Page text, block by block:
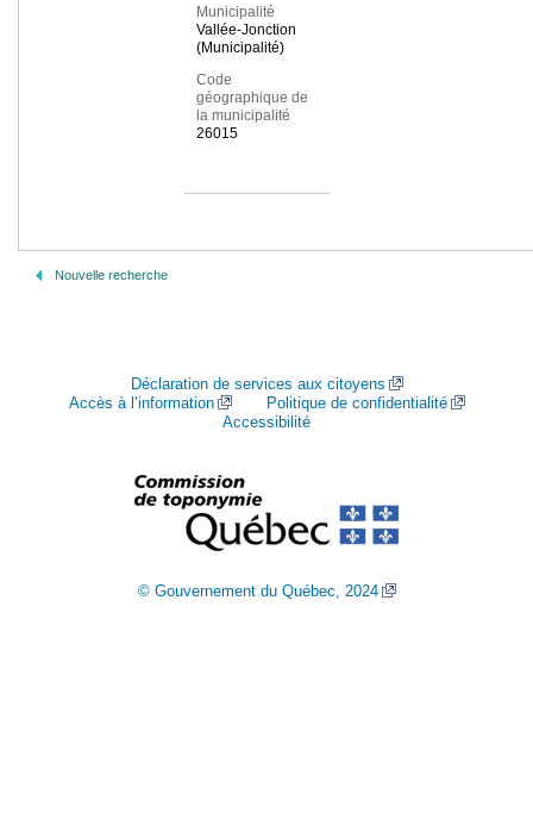
Municipalité
Vallée-Jonction
(Municipalité)
Code
géographique de
la municipalité
26015
Nouvelle recherche
Déclaration de services aux citoyens
Accès à l’information
Politique de confidentialité
Accessibilité
© Gouvernement du Québec, 2024